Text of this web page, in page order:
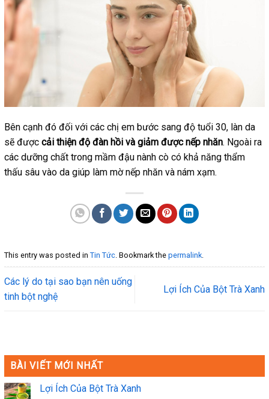
Bên cạnh đó đối với các chị em bước sang độ tuổi 30, làn da
sẽ được cải thiện độ đàn hồi và giảm được nếp nhăn. Ngoài ra
các dưỡng chất trong mầm đậu nành cò có khả năng thẩm
thấu sâu vào da giúp làm mờ nếp nhăn và nám xạm.
This entry was posted in Tin Tức. Bookmark the permalink.
Các lý do tại sao bạn nên uống
tinh bột nghệ
Lợi Ích Của Bột Trà Xanh
BÀI VIẾT MỚI NHẤT
Lợi Ích Của Bột Trà Xanh